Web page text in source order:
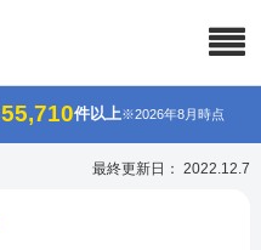
55,710件以上※2026年8月時点
最終更新日： 2022.12.7